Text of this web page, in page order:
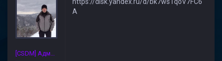
[CSDM] Администратор
A